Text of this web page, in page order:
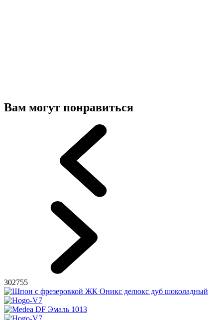
Вам могут понравиться
302755